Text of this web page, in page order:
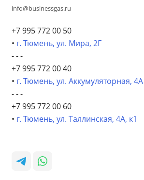
info@businessgas.ru
+7 995 772 00 50
• г. Тюмень, ул. Мира, 2Г
- - -
+7 995 772 00 40
• г. Тюмень, ул. Аккумуляторная, 4А
- - -
+7 995 772 00 60
• г. Тюмень, ул. Таллинская, 4А, к1